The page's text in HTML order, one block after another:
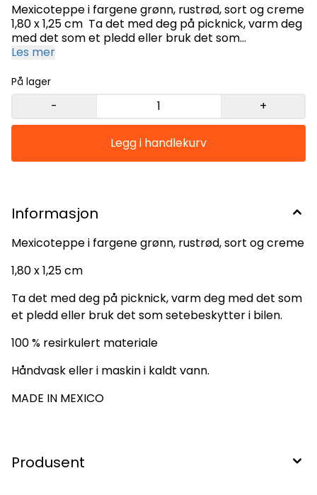
Mexicoteppe i fargene grønn, rustrød, sort og creme
1,80 x 1,25 cm Ta det med deg på picknick, varm deg
med det som et pledd eller bruk det som
setebeskytter i bilen. 100 % resirkulert materiale
MEXICO
Les mer
På lager
- +
Informasjon
Mexicoteppe i fargene grønn, rustrød, sort og creme
1,80 x 1,25 cm
Ta det med deg på picknick, varm deg med det som
et pledd eller bruk det som setebeskytter i bilen.
100 % resirkulert materiale
Håndvask eller i maskin i kaldt vann.
MADE IN MEXICO
Produsent